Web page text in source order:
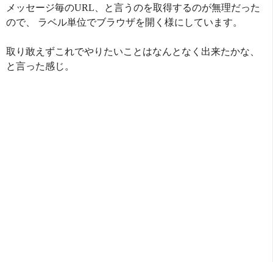
メッセージ毎のURL、と言うのを取得するのが無理だった
ので、 ラベル単位でブラウザを開く様にしています。
取り敢えずこれでやりたいことはなんとなく出来たかな、
と言った感じ。